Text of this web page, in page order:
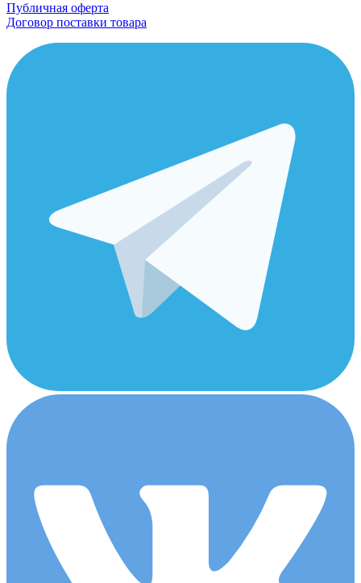
Публичная оферта
Договор поставки товара